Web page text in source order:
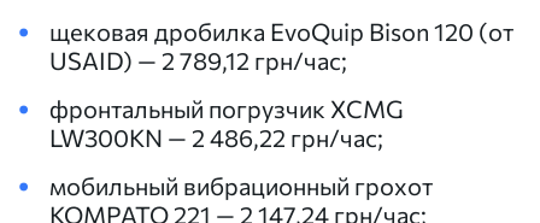
щековая дробилка EvoQuip Bison 120 (от
USAID) — 2 789,12 грн/час;
фронтальный погрузчик XCMG
LW300KN — 2 486,22 грн/час;
мобильный вибрационный грохот
KOMPATO 221 — 2 147,24 грн/час;